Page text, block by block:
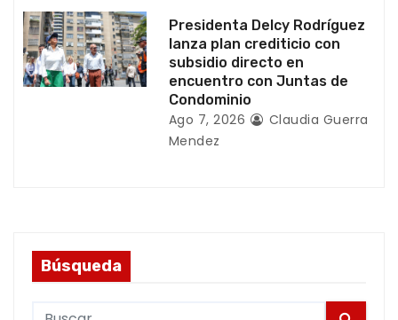
s
Presidenta Delcy Rodríguez
lanza plan crediticio con
subsidio directo en
encuentro con Juntas de
Condominio
Ago 7, 2026
Claudia Guerra
Mendez
Búsqueda